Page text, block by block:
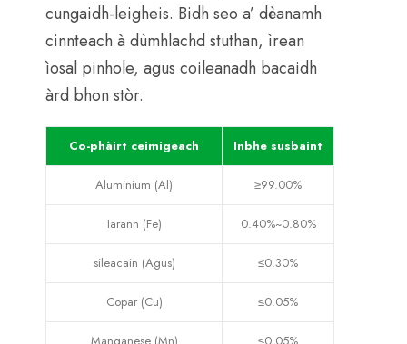
cungaidh-leigheis. Bidh seo a’ dèanamh
cinnteach à dùmhlachd stuthan, ìrean
ìosal pinhole, agus coileanadh bacaidh
àrd bhon stòr.
Co-phàirt ceimigeach Inbhe susbaint
Aluminium (Al) ≥99.00%
Iarann (Fe) 0.40%~0.80%
sileacain (Agus) ≤0.30%
Copar (Cu) ≤0.05%